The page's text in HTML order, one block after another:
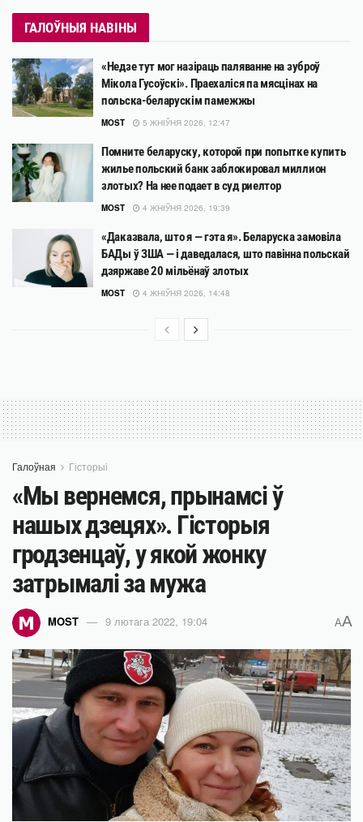
ГАЛОЎНЫЯ НАВІНЫ
«Недзе тут мог назіраць паляванне на зуброў
Мікола Гусоўскі». Праехаліся па мясцінах на
польска-беларускім памежжы
MOST 5 ЖНІЎНЯ 2026, 12:47
Помните беларуску, которой при попытке купить
жилье польский банк заблокировал миллион
злотых? На нее подает в суд риелтор
MOST 4 ЖНІЎНЯ 2026, 19:39
«Даказвала, што я — гэта я». Беларуска замовіла
БАДы ў ЗША — і даведалася, што павінна польскай
дзяржаве 20 мільёнаў злотых
MOST 4 ЖНІЎНЯ 2026, 14:48
Галоўная Гісторыі
«Мы вернемся, прынамсі ў
нашых дзецях». Гісторыя
гродзенцаў, у якой жонку
затрымалі за мужа
MOST 9 лютага 2022, 19:04 AA